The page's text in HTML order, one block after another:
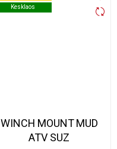
Kesklaos
Kesklaos
WINCH MOUNT MUD
ATV SUZ